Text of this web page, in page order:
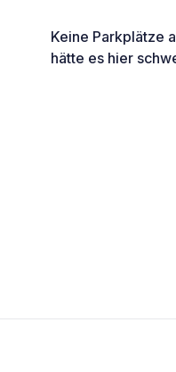
Keine Parkplätze
hätte es hier